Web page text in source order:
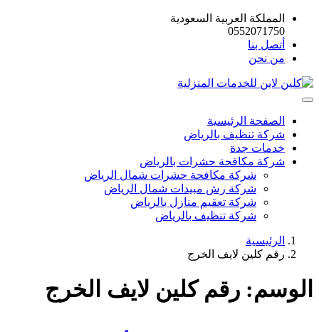
المملكة العربية السعودية
0552071750
أتصل بنا
من نحن
الصفحة الرئيسية
شركة تنظيف بالرياض
خدمات جدة
شركة مكافحة حشرات بالرياض
شركة مكافحة حشرات شمال الرياض
شركة رش مبيدات شمال الرياض
شركة تعقيم منازل بالرياض
شركة تنظيف بالرياض
الرئيسية
رقم كلين لايف الخرج
الوسم: رقم كلين لايف الخرج